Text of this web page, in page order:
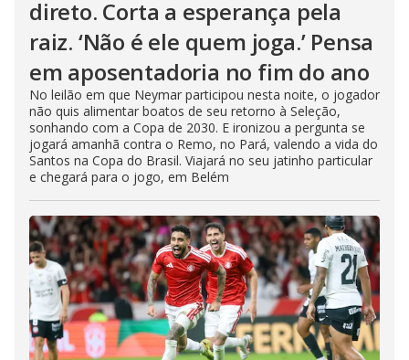
direto. Corta a esperança pela
raiz. ‘Não é ele quem joga.’ Pensa
em aposentadoria no fim do ano
No leilão em que Neymar participou nesta noite, o jogador
não quis alimentar boatos de seu retorno à Seleção,
sonhando com a Copa de 2030. E ironizou a pergunta se
jogará amanhã contra o Remo, no Pará, valendo a vida do
Santos na Copa do Brasil. Viajará no seu jatinho particular
e chegará para o jogo, em Belém